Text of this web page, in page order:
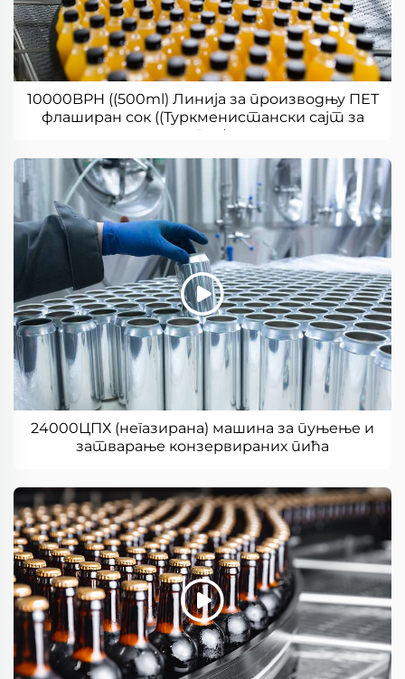
10000BPH ((500ml) Линија за производњу ПЕТ
флаширан сок ((Туркменистански сајт за
купце)
24000ЦПХ (негазирана) машина за пуњење и
затварање конзервираних пића